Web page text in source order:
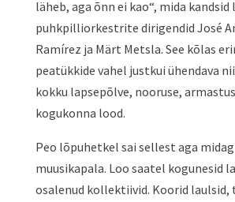
läheb, aga õnn ei kao“, mida
puhkpilliorkestrite dirigendid José
Ramírez ja Märt Metsla. See kõlas
peatükkide vahel justkui ühendava
kokku lapsepõlve, nooruse,
kogukonna lood.
Peo lõpuhetkel sai sellest aga
muusikapala. Loo saatel kogunesid
osalenud kollektiivid. Koorid laulsid,